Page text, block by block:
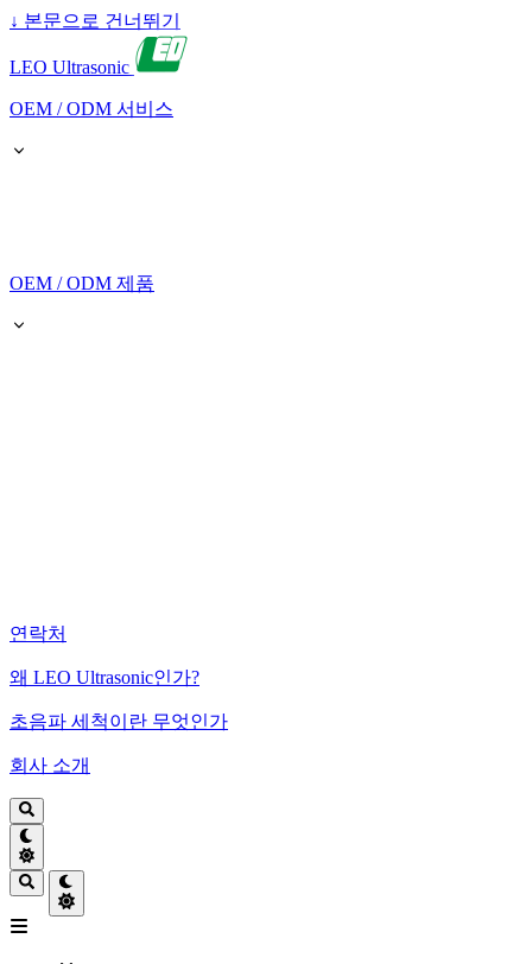
↓ 본문으로 건너뛰기
LEO Ultrasonic
OEM / ODM 서비스
OEM / ODM 제품
연락처
왜 LEO Ultrasonic인가?
초음파 세척이란 무엇인가
회사 소개